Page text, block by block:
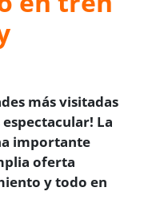
más visitadas
espectacular! La
importante
oferta
y todo en